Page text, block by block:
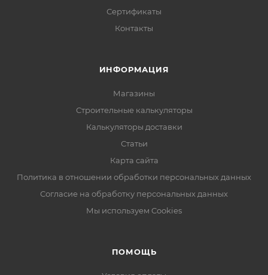
Сертификаты
Контакты
ИНФОРМАЦИЯ
Магазины
Строительные калькуляторы
Калькуляторы доставки
Статьи
Карта сайта
Политика в отношении обработки персональных данных
Согласие на обработку персональных данных
Мы используем Cookies
ПОМОЩЬ